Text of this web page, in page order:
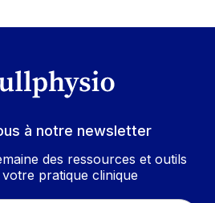
à notre newsletter
des ressources et outils
pratique clinique